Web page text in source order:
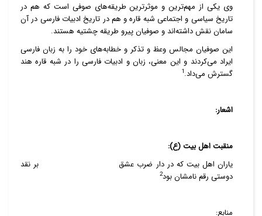
وی یکی از مهم‌ترین و موثرترین طریقه‌های صوفی است که هم در
تاریخ سیاسی و اجتماعی شبه قاره و هم در تاریخ ادبیات فارسی در آن
سامان نقش داشته‌اند و صوفیان پیرو طریقه چشتیه هستند.
این صوفیان مجالس وعظ و تذکر و خطابه‌های خود را به زبان فارسی
ایراد می‌کردند و این معنی، زبان و ادبیات فارسی را در شبه قاره هند
گسترش می‌داد.1
اشعار:
منقبت اهل بیت (ع):
یاران اهل بیت که در دار ضرب عشق بر نقد
دوستی رقم نامشان بود2
منابع: